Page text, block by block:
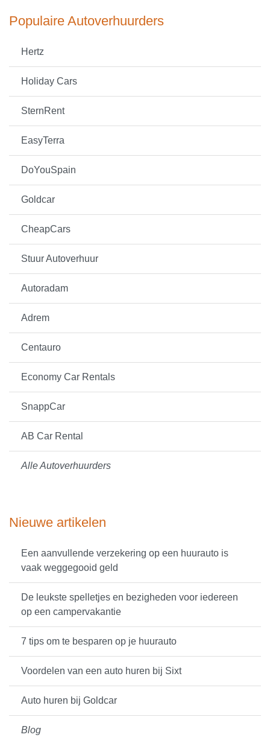
Populaire Autoverhuurders
Hertz
Holiday Cars
SternRent
EasyTerra
DoYouSpain
Goldcar
CheapCars
Stuur Autoverhuur
Autoradam
Adrem
Centauro
Economy Car Rentals
SnappCar
AB Car Rental
Alle Autoverhuurders
Nieuwe artikelen
Een aanvullende verzekering op een huurauto is
vaak weggegooid geld
De leukste spelletjes en bezigheden voor iedereen
op een campervakantie
7 tips om te besparen op je huurauto
Voordelen van een auto huren bij Sixt
Auto huren bij Goldcar
Blog